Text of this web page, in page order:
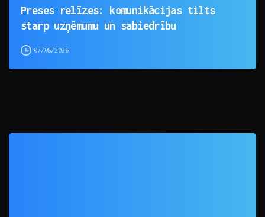
Preses relīzes: komunikācijas tilts
starp uzņēmumu un sabiedrību
07/08/2026